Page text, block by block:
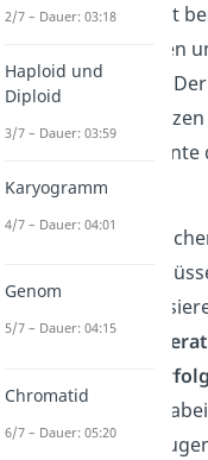
vererbt werden, läuft
Menschen, Tieren
im Prinzip gleich ab.
ist, dass du bei
Kreuzungsexperimente
kannst.
Das ist bei uns
nicht möglich. Wir
Stammbäume
Merkmale über
hinweg
Merkmale können dabei
beispielsweise die
2/7 – Dauer: 03:18
Haploid und
Diploid
3/7 – Dauer: 03:59
Karyogramm
4/7 – Dauer: 04:01
Genom
5/7 – Dauer: 04:15
Chromatid
6/7 – Dauer: 05:20